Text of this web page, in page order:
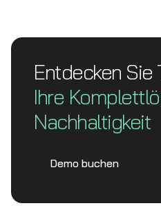
Entdecken Sie
Ihre
Nachhaltigkeit
Demo buchen